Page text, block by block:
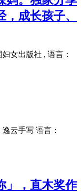
成长孩子、
女出版社 , 语言：
云手写 语言：
」，直木奖作